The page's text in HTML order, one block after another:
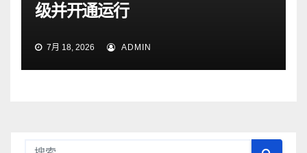
级并开通运行
7月 18, 2026 ADMIN